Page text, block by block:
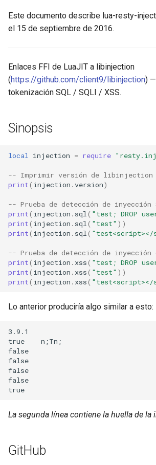
aws-auth
brotli
cache-purge
compression-vary
cookie-flag
dav-ext
delay
doh
dynamic-etag
dynamic-limit-req
Este documento describe lua-resty-
el 15 de septiembre de 2016.
Enlaces FFI de LuaJIT a libinjection
(https://github.com/client9/libinjection)
tokenización SQL / SQLI / XSS.
Sinopsis
local injection = require
-- Imprimir versión de libinjection
print( injection .version)
-- Prueba de detección de inyección
print( injection . sql ( "test; DROP
print( injection . sql ( "test" ))
print( injection . sql ( "test<script></
-- Prueba de detección de
print( injection . xss( "test; DROP
print( injection . xss( "test" ))
print( injection . xss( "test<script></
Lo anterior produciría algo similar a esto:
3.9.1
true    n;Tn;
false
false
false
false
La segunda línea contiene la huella de la
GitHub